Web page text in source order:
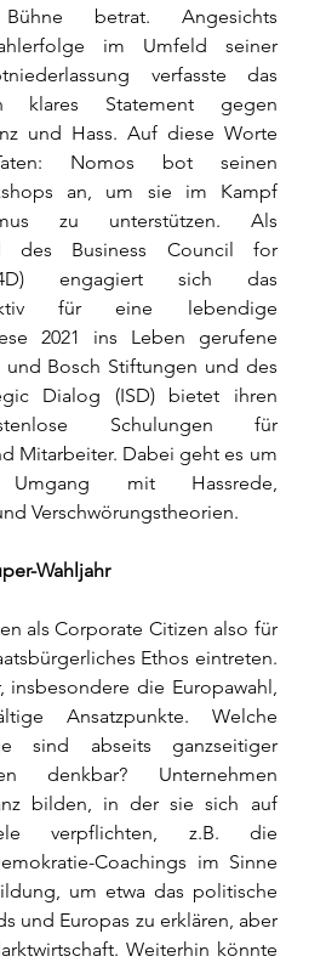
betrat. Angesichts
im Umfeld seiner
verfasste das
klares Statement gegen
und Hass. Auf diese Worte
Nomos bot seinen
an, um sie im Kampf
zu unterstützen. Als
des Business Council for
engagiert sich das
für eine lebendige
2021 ins Leben gerufene
Bosch Stiftungen und des
Dialog (ISD) bietet ihren
Schulungen für
Mitarbeiter. Dabei geht es um
mit Hassrede,
Verschwörungstheorien.
Wahljahr
als Corporate Citizen also für
Ethos eintreten.
insbesondere die Europawahl,
Ansatzpunkte. Welche
sind abseits ganzseitiger
denkbar? Unternehmen
bilden, in der sie sich auf
verpflichten, z.B. die
Coachings im Sinne
um etwa das politische
und Europas zu erklären, aber
Weiterhin könnte